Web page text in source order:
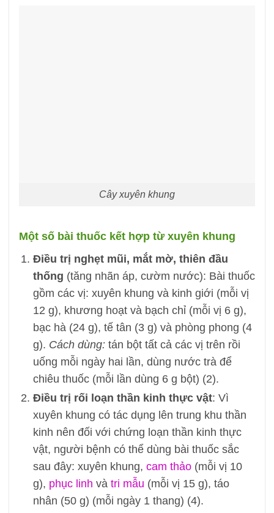
Cây xuyên khung
Một số bài thuốc kết hợp từ xuyên khung
Điều trị nghẹt mũi, mắt mờ, thiên đầu
thống (tăng nhãn áp, cườm nước): Bài thuốc
gồm các vị: xuyên khung và kinh giới (mỗi vị
12 g), khương hoạt và bạch chỉ (mỗi vị 6 g),
bạc hà (24 g), tế tân (3 g) và phòng phong (4
g). Cách dùng:tán bột tất cả các vị trên rồi
uống mỗi ngày hai lần, dùng nước trà để
chiêu thuốc (mỗi lần dùng 6 g bột) (2).
Điều trị rối loạn thần kinh thực vật: Vì
xuyên khung có tác dụng lên trung khu thần
kinh nên đối với chứng loạn thần kinh thực
vật, người bệnh có thể dùng bài thuốc sắc
sau đây: xuyên khung, cam thảo(mỗi vị 10
g), phục linh và tri mẫu (mỗi vị 15 g), táo
nhân (50 g) (mỗi ngày 1 thang) (4).